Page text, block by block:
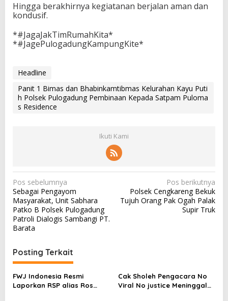
Hingga berakhirnya kegiatanan berjalan aman dan
kondusif.
*#JagaJakTimRumahKita*
*#JagePulogadungKampungKite*
Headline
Panit 1 Bimas dan Bhabinkamtibmas Kelurahan Kayu Puti
h Polsek Pulogadung Pembinaan Kepada Satpam Puloma
s Residence
Ikuti Kami
N
a
v
i
a
s
i
Pos sebelumnya
Sebagai Pengayom
Masyarakat, Unit Sabhara
Patko B Polsek Pulogadung
Patroli Dialogis Sambangi PT.
Barata
Pos berikutnya
Polsek Cengkareng Bekuk
Tujuh Orang Pak Ogah Palak
Supir Truk
Posting Terkait
FWJ Indonesia Resmi
Laporkan RSP alias Ros
Cak Sholeh Pengacara No
Viral No justice Meninggal